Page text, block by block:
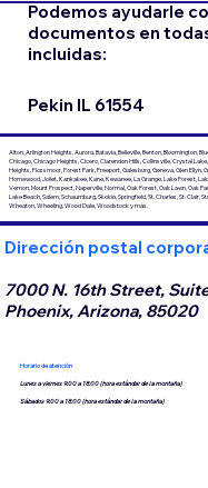
Podemos ayudarle
documentos en
incluidas:
Pekin IL 61554
Alton, Arlington Heights, Aurora, Batavia, Belleville, Benton, Bloomington,
Chicago, Chicago Heights, Cicero, Clarendon Hills, Collinsville, Crystal
Heights, Flossmoor, Forest Park, Freeport, Galesburg, Geneva, Glen Ellyn,
Homewood, Joliet, Kankakee, Kane, Kewanee, La Grange, Lake Forest,
Vernon, Mount Prospect, Naperville, Normal, Oak Forest, Oak Lawn, Oak
Lake Beach, Salem, Schaumburg, Skokie, Springfield, St. Charles, St.
Wheaton, Wheeling, Wood Dale, Woodstock y más.
Dirección postal
7000 N. 16th Street,
Phoenix, Arizona, 85020
Horario de atención
Lunes a viernes 9:00 a 18:00 (hora estándar de la montaña)
Sábados 9:00 a 18:00 (hora estándar de la montaña)